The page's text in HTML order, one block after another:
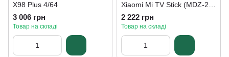
X98 Plus 4/64
3 006 грн
Товар на складі
Xiaomi Mi TV Stick (MDZ-24-
AA)
2 222 грн
Товар на складі